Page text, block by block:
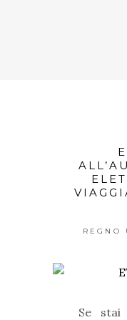
REGNO
Se stai